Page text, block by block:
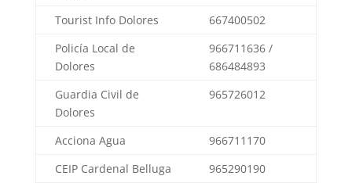
Tourist Info Dolores
667400502
Policía Local de
Dolores
966711636 /
686484893
Guardia Civil de
Dolores
965726012
Acciona Agua
966711170
CEIP Cardenal Belluga
965290190